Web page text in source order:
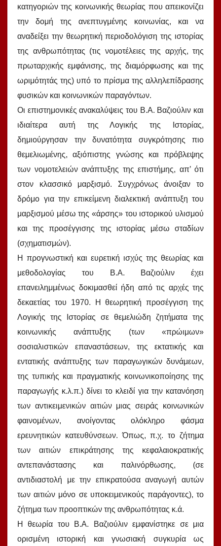
κατηγοριών της κοινωνικής θεωρίας που απεικονίζει
την δομή της ανεπτυγμένης κοινωνίας, και να
αναδείξει την θεωρητική περιοδολόγιση της ιστορίας
της ανθρωπότητας (τις νομοτέλειες της αρχής, της
πρωταρχικής εμφάνισης, της διαμόρφωσης και της
ωριμότητάς της) υπό το πρίσμα της αλληλεπίδρασης
φυσικών και κοινωνικών παραγόντων.
Οι επιστημονικές ανακαλύψεις του Β.Α. Βαζιούλιν και
ιδιαίτερα αυτή της Λογικής της Ιστορίας,
δημιούργησαν την δυνατότητα συγκρότησης πιο
θεμελιωμένης, αξιόπιστης γνώσης και πρόβλεψης
των νομοτελειών ανάπτυξης της επιστήμης, απ’ ότι
στον κλασσικό μαρξισμό. Συγχρόνως άνοιξαν το
δρόμο για την επικείμενη διαλεκτική ανάπτυξη του
μαρξισμού μέσω της «άρσης» του ιστορικού υλισμού
και της προσέγγισης της ιστορίας μέσω σταδίων
(σχηματισμών).
Η προγνωστική και ευρετική ισχύς της θεωρίας και
μεθοδολογίας του Β.Α. Βαζιούλιν έχει
επανειλημμένως δοκιμασθεί ήδη από τις αρχές της
δεκαετίας του 1970. Η θεωρητική προσέγγιση της
Λογικής της Ιστορίας σε θεμελιώδη ζητήματα της
κοινωνικής ανάπτυξης (των «πρώιμων»
σοσιαλιστικών επαναστάσεων, της εκτατικής και
εντατικής ανάπτυξης των παραγωγικών δυνάμεων,
της τυπικής και πραγματικής κοινωνικοποίησης της
παραγωγής κ.λ.π.) δίνει το κλειδί για την κατανόηση
των αντικειμενικών αιτιών μιας σειράς κοινωνικών
φαινομένων, ανοίγοντας ολόκληρο φάσμα
ερευνητικών κατευθύνσεων. Όπως, π.χ. το ζήτημα
των αιτιών επικράτησης της κεφαλαιοκρατικής
αντεπανάστασης και παλινόρθωσης, (σε
αντιδιαστολή με την επικρατούσα αναγωγή αυτών
των αιτιών μόνο σε υποκειμενικούς παράγοντες), το
ζήτημα των προοπτικών της ανθρωπότητας κ.ά.
Η θεωρία του Β.Α. Βαζιούλιν εμφανίστηκε σε μια
ορισμένη ιστορική και γνωσιακή συγκυρία ως